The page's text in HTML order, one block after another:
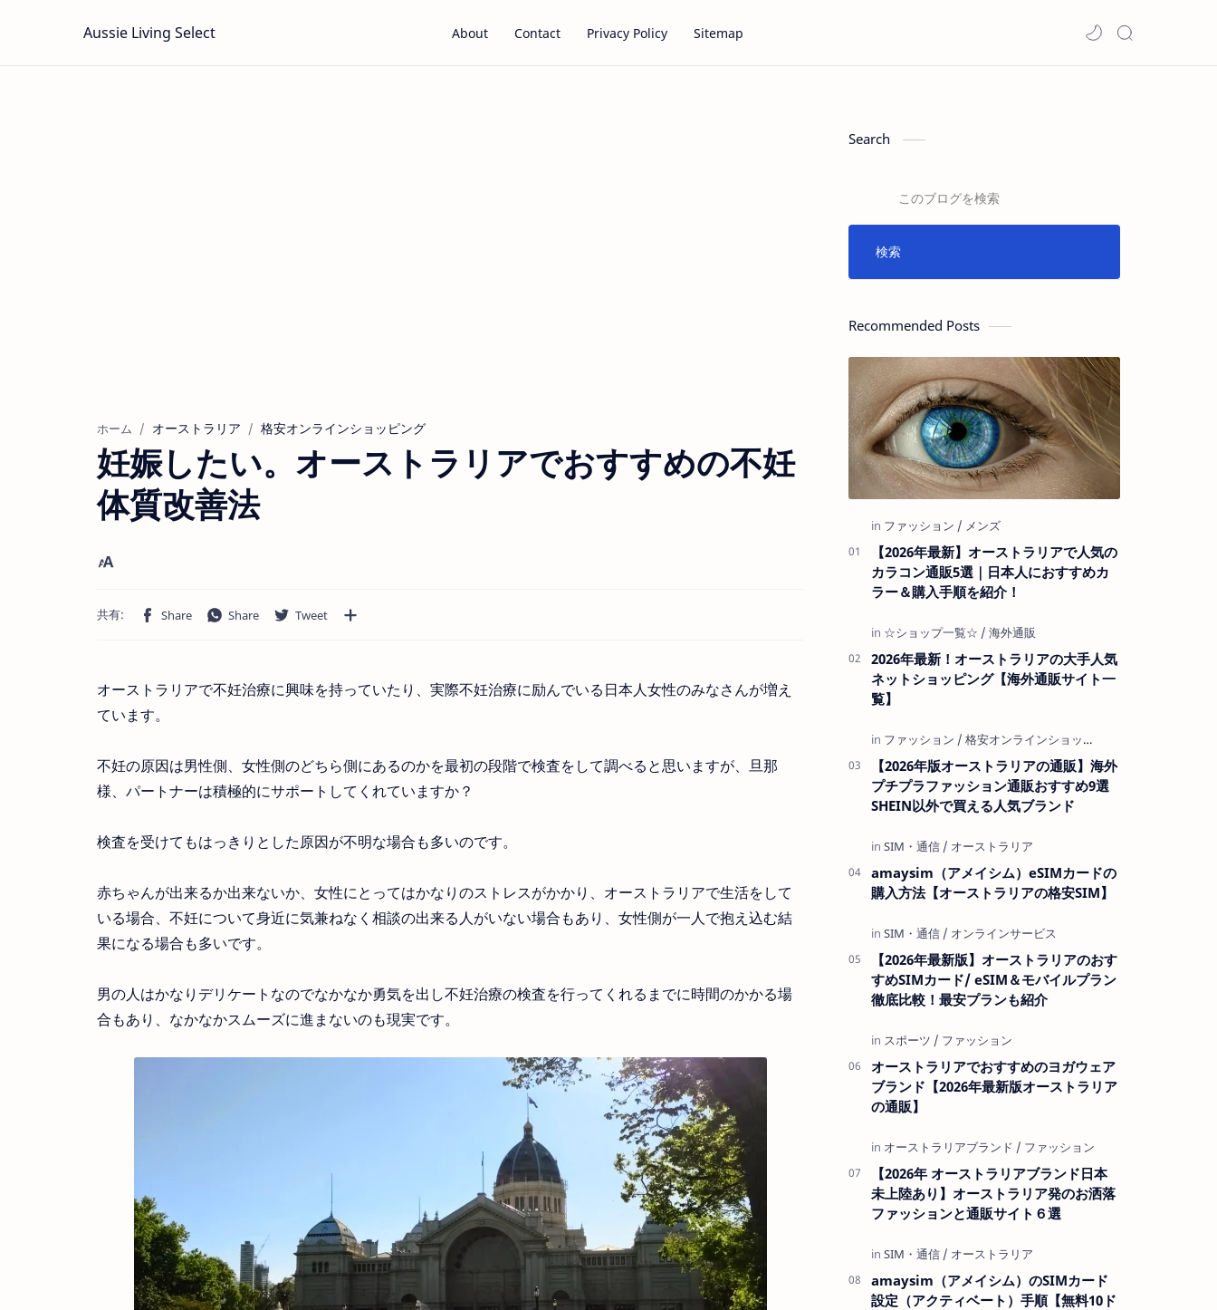
Aussie Living Select About Contact Privacy Policy Sitemap
ホーム オーストラリア 格安オンラインショッピング
妊娠したい。オーストラリアでおすすめの不妊
体質改善法
オーストラリアで不妊治療に興味を持っていたり、実際不妊治療に励んでいる日本人女性のみなさんが増え
ています。
不妊の原因は男性側、女性側のどちら側にあるのかを最初の段階で検査をして調べると思いますが、旦那
様、パートナーは積極的にサポートしてくれていますか？
検査を受けてもはっきりとした原因が不明な場合も多いのです。
赤ちゃんが出来るか出来ないか、女性にとってはかなりのストレスがかかり、オーストラリアで生活をして
いる場合、不妊について身近に気兼ねなく相談の出来る人がいない場合もあり、女性側が一人で抱え込む結
果になる場合も多いです。
男の人はかなりデリケートなのでなかなか勇気を出し不妊治療の検査を行ってくれるまでに時間のかかる場
合もあり、なかなかスムーズに進まないのも現実です。
Search
Recommended Posts
【2026年最新】オーストラリアで人気の
カラコン通販5選｜日本人におすすめカ
ラー＆購入手順を紹介！
2026年最新！オーストラリアの大手人気
ネットショッピング【海外通販サイト一
覧】
【2026年版オーストラリアの通販】海外
プチプラファッション通販おすすめ9選
SHEIN以外で買える人気ブランド
amaysim（アメイシム）eSIMカードの
購入方法【オーストラリアの格安SIM】
【2026年最新版】オーストラリアのおす
すめSIMカード/ eSIM＆モバイルプラン
徹底比較！最安プランも紹介
オーストラリアでおすすめのヨガウェア
ブランド【2026年最新版オーストラリア
の通販】
【2026年 オーストラリアブランド日本
未上陸あり】オーストラリア発のお洒落
ファッションと通販サイト６選
amaysim（アメイシム）のSIMカード
設定（アクティベート）手順【無料10ド